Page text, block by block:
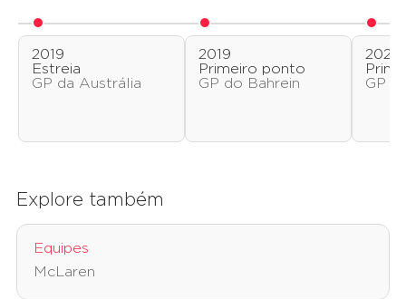
2019
Estreia
GP da Austrália
2019
Primeiro ponto
GP do Bahrein
2020
GP
Explore também
Equipes
McLaren